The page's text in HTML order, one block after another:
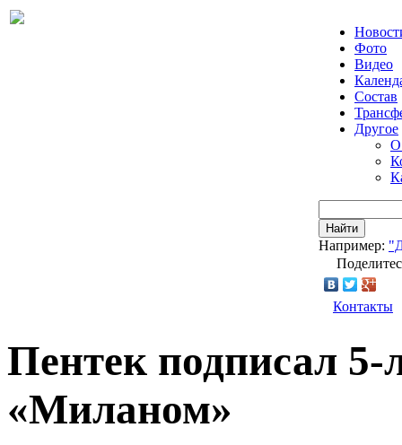
Фото
Видео
Состав
Другое
О
Найти
Например:
Контакты
Пентек подписал 5-
«Миланом»